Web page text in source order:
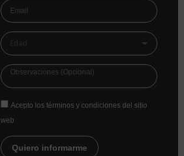
Acepto los términos y condiciones del sitio
web
Quiero informarme